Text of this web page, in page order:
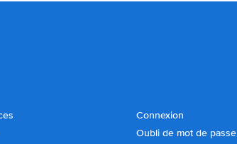
Connexion
Oubli de mot de passe